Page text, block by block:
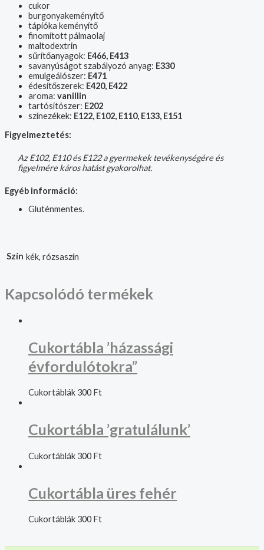
cukor
burgonyakeményítő
tápióka keményítő
finomított pálmaolaj
maltodextrin
sűrítőanyagok: E466, E413
savanyúságot szabályozó anyag: E330
emulgeálószer: E471
édesítőszerek: E420, E422
aroma: vanillin
tartósítószer: E202
színezékek: E122, E102, E110, E133, E151
Figyelmeztetés:
Az E102, E110 és E122 a gyermekek tevékenységére és
figyelmére káros hatást gyakorolhat.
Egyéb információ:
Gluténmentes.
Szín kék, rózsaszín
Kapcsolódó termékek
Cukortábla ’házassági
évfordulótokra”
Cukortáblák 300 Ft
Cukortábla ’gratulálunk’
Cukortáblák 300 Ft
Cukortábla üres fehér
Cukortáblák 300 Ft